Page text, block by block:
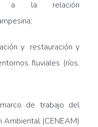
a la relación
y restauración y
fluviales (ríos,
de trabajo del
Ambiental (CENEAM)